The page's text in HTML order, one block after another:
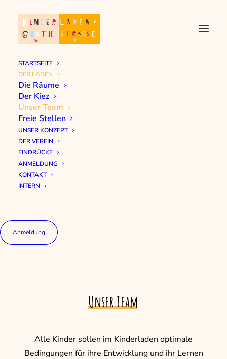
STARTSEITE
DER LADEN
Die Räume
Der Kiez
Unser Team
Freie Stellen
UNSER KONZEPT
DER VEREIN
EINDRÜCKE
ANMELDUNG
KONTAKT
INTERN
Anmeldung
UnserTeam
Alle Kinder sollen im Kinderladen optimale
Bedingungen für ihre Entwicklung und ihr Lernen